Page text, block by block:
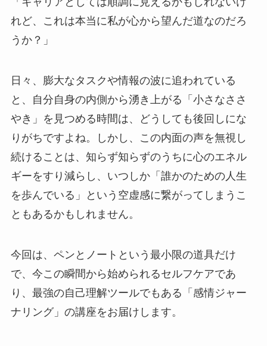
れど、これは本当に私が心から望んだ道なのだろ
うか？」
日々、膨大なタスクや情報の波に追われている
と、自分自身の内側から湧き上がる「小さなささ
やき」を見つめる時間は、どうしても後回しにな
りがちですよね。しかし、この内面の声を無視し
続けることは、知らず知らずのうちに心のエネル
ギーをすり減らし、いつしか「誰かのための人生
を歩んでいる」という空虚感に繋がってしまうこ
ともあるかもしれません。
今回は、ペンとノートという最小限の道具だけ
で、今この瞬間から始められるセルフケアであ
り、最強の自己理解ツールでもある「感情ジャー
ナリング」の講座をお届けします。